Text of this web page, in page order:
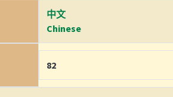
中文
Chinese
82